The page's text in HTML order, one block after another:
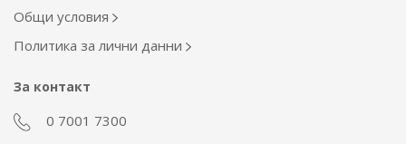
Общи условия
Политика за лични данни
За контакт
0 7001 7300